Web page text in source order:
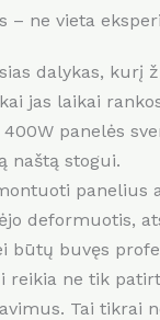
– ne vieta
dalykas, kurį
jas laikai
panelės
naštą stogui.
panelius
deformuotis,
būtų buvęs
ne tik
Tai tikrai